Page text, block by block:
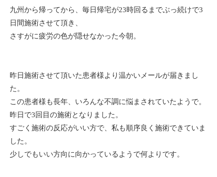
九州から帰ってから、毎日帰宅が23時回るまでぶっ続けで3
日間施術させて頂き、
さすがに疲労の色が隠せなかった今朝。
昨日施術させて頂いた患者様より温かいメールが届きまし
た。
この患者様も長年、いろんな不調に悩まされていたようで。
昨日で3回目の施術となりました。
すごく施術の反応がいい方で、私も順序良く施術できていま
した。
少しでもいい方向に向かっているようで何よりです。